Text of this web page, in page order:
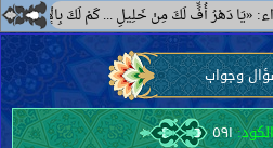
وَالْأَصِيلِ ... مِنْ صَاحِبٍ أَوْ طَالِبٍ قَتِيلِ ...
وجواب
الكود:٥٩١